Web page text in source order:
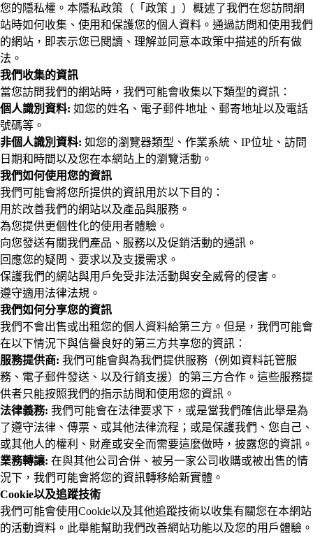
您的隱私權。本隱私政策（「政策 」）概述了我們在您訪問網
站時如何收集、使用和保護您的個人資料。通過訪問和使用我們
的網站，即表示您已閱讀、理解並同意本政策中描述的所有做
法。
我們收集的資訊
當您訪問我們的網站時，我們可能會收集以下類型的資訊：
個人識別資料: 如您的姓名、電子郵件地址、郵寄地址以及電話
號碼等。
非個人識別資料: 如您的瀏覽器類型、作業系統、IP位址、訪問
日期和時間以及您在本網站上的瀏覽活動。
我們如何使用您的資訊
我們可能會將您所提供的資訊用於以下目的：
用於改善我們的網站以及產品與服務。
為您提供更個性化的使用者體驗。
向您發送有關我們產品、服務以及促銷活動的通訊。
回應您的疑問、要求以及支援需求。
保護我們的網站與用戶免受非法活動與安全威脅的侵害。
遵守適用法律法規。
我們如何分享您的資訊
我們不會出售或出租您的個人資料給第三方。但是，我們可能會
在以下情況下與信譽良好的第三方共享您的資訊：
服務提供商: 我們可能會與為我們提供服務（例如資料託管服
務、電子郵件發送、以及行銷支援）的第三方合作。這些服務提
供者只能按照我們的指示訪問和使用您的資訊。
法律義務: 我們可能會在法律要求下，或是當我們確信此舉是為
了遵守法律、傳票、或其他法律流程；或是保護我們、您自己、
或其他人的權利、財產或安全而需要這麼做時，披露您的資訊。
業務轉讓: 在與其他公司合併、被另一家公司收購或被出售的情
況下，我們可能會將您的資訊轉移給新實體。
Cookie以及追蹤技術
我們可能會使用Cookie以及其他追蹤技術以收集有關您在本網站
的活動資料。此舉能幫助我們改善網站功能以及您的用戶體驗。